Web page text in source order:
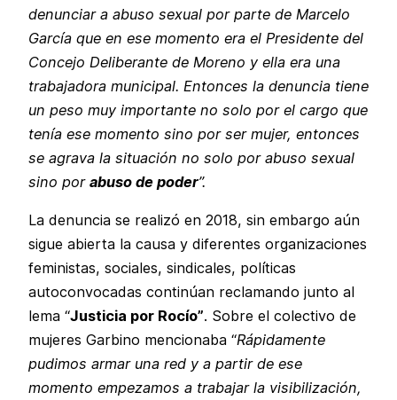
denunciar a abuso sexual por parte de Marcelo
García que en ese momento era el Presidente del
Concejo Deliberante de Moreno y ella era una
trabajadora municipal. Entonces la denuncia tiene
un peso muy importante no solo por el cargo que
tenía ese momento sino por ser mujer, entonces
se agrava la situación no solo por abuso sexual
sino por abuso de poder”.
La denuncia se realizó en 2018, sin embargo aún
sigue abierta la causa y diferentes organizaciones
feministas, sociales, sindicales, políticas
autoconvocadas continúan reclamando junto al
lema “Justicia por Rocío”. Sobre el colectivo de
mujeres Garbino mencionaba “Rápidamente
pudimos armar una red y a partir de ese
momento empezamos a trabajar la visibilización,